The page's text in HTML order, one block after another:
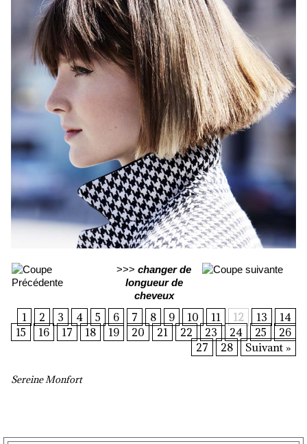
>>> changer de
longueur de
cheveux
1 2 3 4 5 6 7 8 9 10 11 12 13
14
15
16 17 18 19 20 21 22 23 24 25
26
27
28 Suivant »
Sereine Monfort